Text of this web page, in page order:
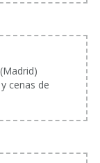
cenas de